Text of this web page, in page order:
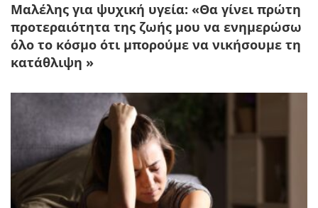
Μαλέλης για ψυχική υγεία: «Θα γίνει πρώτη
προτεραιότητα της ζωής μου να ενημερώσω
όλο το κόσμο ότι μπορούμε να νικήσουμε τη
κατάθλιψη »